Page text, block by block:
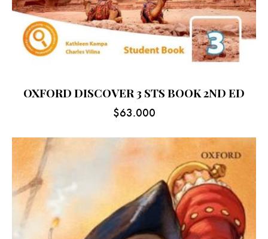
OXFORD DISCOVER 3 STS BOOK 2ND ED
$63.000